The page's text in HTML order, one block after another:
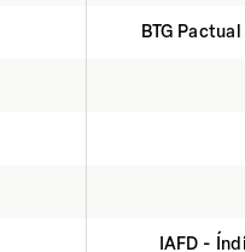
BTG
IAFD -